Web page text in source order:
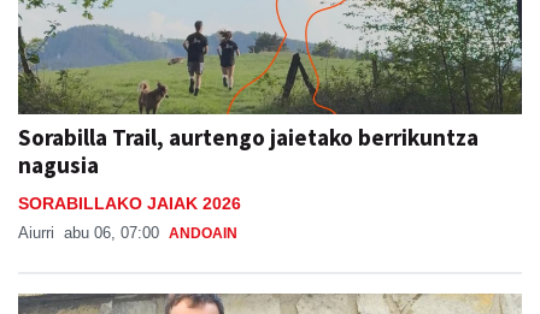
Sorabilla Trail, aurtengo jaietako berrikuntza
nagusia
SORABILLAKO JAIAK 2026
Aiurri abu 06, 07:00 ANDOAIN